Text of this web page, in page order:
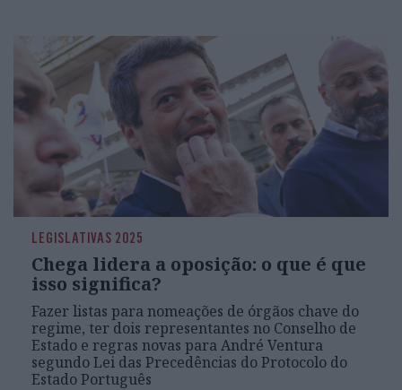
LEGISLATIVAS 2025
Chega lidera a oposição: o que é que
isso significa?
Fazer listas para nomeações de órgãos chave do
regime, ter dois representantes no Conselho de
Estado e regras novas para André Ventura
segundo Lei das Precedências do Protocolo do
Estado Português